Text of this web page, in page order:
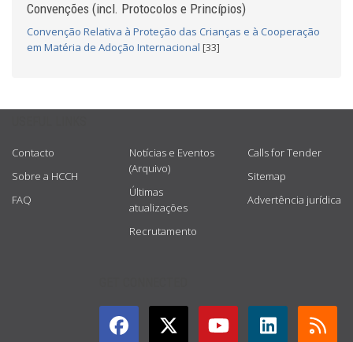
Convenções (incl. Protocolos e Princípios)
Convenção Relativa à Proteção das Crianças e à Cooperação
em Matéria de Adoção Internacional [33]
Contacto
Sobre a HCCH
FAQ
Notícias e Eventos
(Arquivo)
Últimas
atualizações
Recrutamento
Calls for Tender
Sitemap
Advertência jurídica